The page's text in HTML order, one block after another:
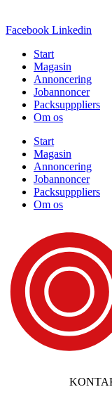
Facebook Linkedin
Start
Magasin
Annoncering
Jobannoncer
Packsupppliers
Om os
Start
Magasin
Annoncering
Jobannoncer
Packsupppliers
Om os